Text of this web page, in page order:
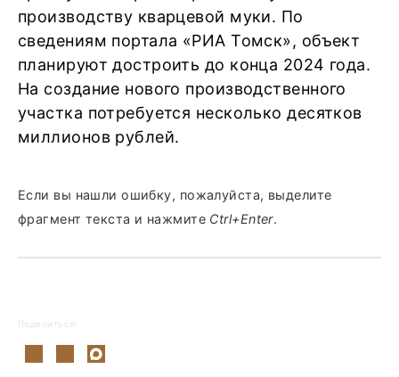
производству кварцевой муки. По
сведениям портала «РИА Томск», объект
планируют достроить до конца 2024 года.
На создание нового производственного
участка потребуется несколько десятков
миллионов рублей.
Если вы нашли ошибку, пожалуйста, выделите
фрагмент текста и нажмите Ctrl+Enter.
Поделиться: